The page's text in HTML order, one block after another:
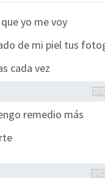
yo me voy
de mi piel tus
cada vez
remedio más